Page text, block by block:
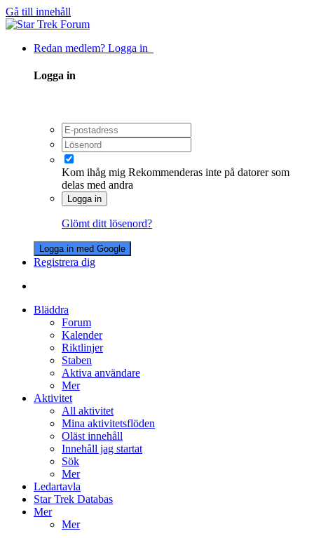
Gå till innehåll
Redan medlem? Logga in
Logga in
Kom ihåg mig Rekommenderas inte på datorer som
delas med andra
Logga in
Glömt ditt lösenord?
Logga in med Google
Registrera dig
Bläddra
Forum
Kalender
Riktlinjer
Staben
Aktiva användare
Mer
Aktivitet
All aktivitet
Mina aktivitetsflöden
Oläst innehåll
Innehåll jag startat
Sök
Mer
Ledartavla
Star Trek Databas
Mer
Mer